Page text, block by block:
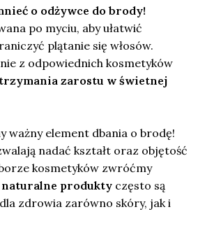
o odżywce do brody!
po myciu, aby ułatwić
plątanie się włosów.
z odpowiednich kosmetyków
zarostu w świetnej
ważny element dbania o brodę!
nadać kształt oraz objętość
kosmetyków zwróćmy
naturalne produkty często są
zdrowia zarówno skóry, jak i